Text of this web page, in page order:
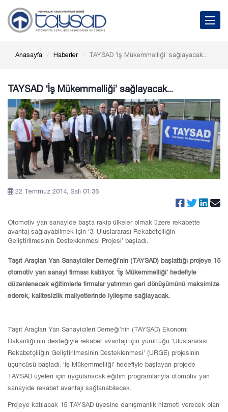
Toggle
Anasayfa Haberler TAYSAD ‘İş Mükemmelliği’ sağlayacak...
TAYSAD ‘İş Mükemmelliği’ sağlayacak...
22 Temmuz 2014, Salı 01:36
Otomotiv yan sanayide başta rakip ülkeler olmak üzere rekabette
avantaj sağlayabilmek için ‘3. Uluslararası Rekabetçiliğin
Geliştirilmesinin Desteklenmesi Projesi’ başladı.
Taşıt Araçları Yan Sanayiciler Derneği’nin (TAYSAD) başlattığı projeye 15
otomotiv yan sanayi firması katılıyor. ‘İş Mükemmelliği’ hedefiyle
düzenlenecek eğitimlerle firmalar yatırımın geri dönüşümünü maksimize
ederek, kalitesizlik maliyetlerinde iyileşme sağlayacak.
Taşıt Araçları Yan Sanayicileri Derneği’nin (TAYSAD) Ekonomi
Bakanlığı’nın desteğiyle rekabet avantajı için yürüttüğü ‘Uluslararası
Rekabetçiliğin Geliştirilmesinin Desteklenmesi’ (URGE) projesinin
üçüncüsü başladı. ‘İş Mükemmelliği’ hedefiyle başlayan projede
TAYSAD üyeleri için uygulanacak eğitim programlarıyla otomotiv yan
sanayide rekabet avantajı sağlanabilecek.
Projeye katılacak 15 TAYSAD üyesine danışmanlık hizmeti verecek olan